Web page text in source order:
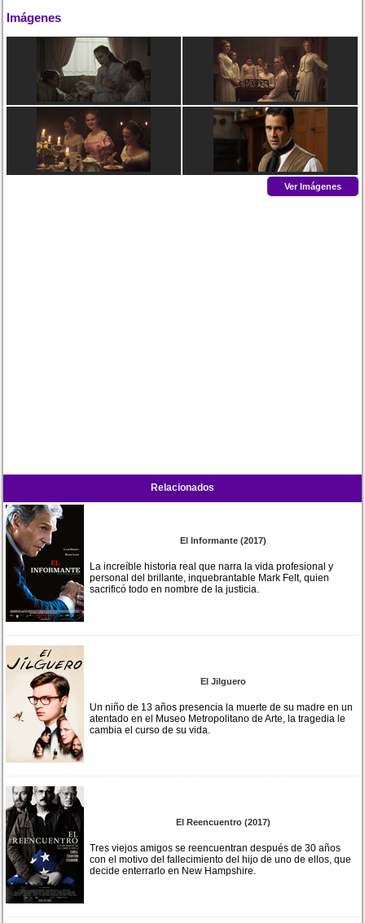
Imágenes
Ver Imágenes
Relacionados
El Informante (2017)
La increíble historia real que narra la vida profesional y
personal del brillante, inquebrantable Mark Felt, quien
sacrificó todo en nombre de la justicia.
El Jilguero
Un niño de 13 años presencia la muerte de su madre en un
atentado en el Museo Metropolitano de Arte, la tragedia le
cambia el curso de su vida.
El Reencuentro (2017)
Tres viejos amigos se reencuentran después de 30 años
con el motivo del fallecimiento del hijo de uno de ellos, que
decide enterrarlo en New Hampshire.